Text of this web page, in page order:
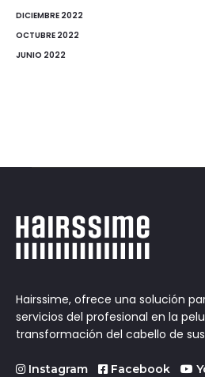
DICIEMBRE 2022
OCTUBRE 2022
JUNIO 2022
Hairssime, ofrece una solución
servicios del profesional en la
transformación del cabello de
Instagram Facebook